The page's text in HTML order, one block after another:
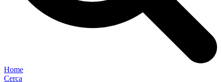
Home
Cerca